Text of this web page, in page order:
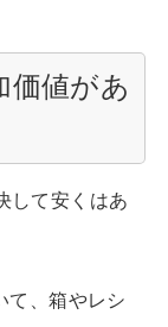
価値があ
して安くはあ
て、箱やレシ